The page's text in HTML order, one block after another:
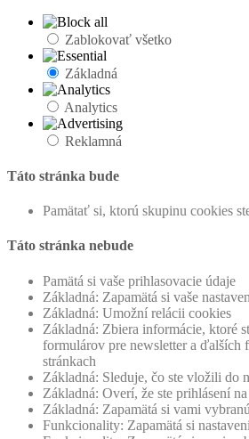
Zablokovať všetko
Základná
Analytics
Reklamná
Táto stránka bude
Pamätať si, ktorú skupinu cookies
Táto stránka nebude
Pamätá si vaše prihlasovacie údaje
Základná: Zapamätá si vaše
Základná: Umožní relácii cookies
Základná: Zbiera informácie, ktoré
formulárov pre newsletter a ďalších
stránkach
Základná: Sleduje, čo ste vložili do
Základná: Overí, že ste prihlásení
Základná: Zapamätá si vami
Funkcionality: Zapamätá si